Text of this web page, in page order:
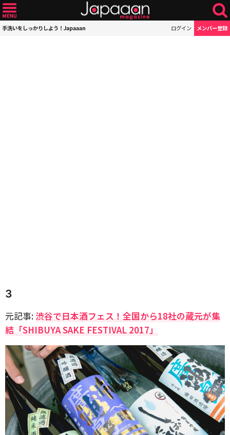
手洗いをしっかりしよう！Japaaan ログイン メンバー登録
3
元記事: 渋谷で日本酒フェス！全国から18社の蔵元が集
結「SHIBUYA SAKE FESTIVAL 2017」